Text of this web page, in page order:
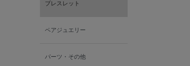
ブレスレット
ペアジュエリー
パーツ・その他